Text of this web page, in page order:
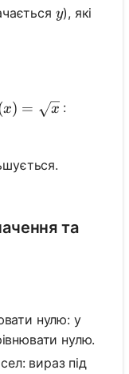
y
y), які
x) = x:
та
нулю: у
нулю.
вираз під